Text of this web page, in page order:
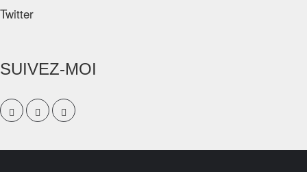
Twitter
SUIVEZ-MOI